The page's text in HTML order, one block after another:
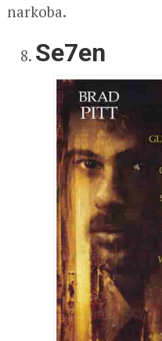
narkoba.
Se7en